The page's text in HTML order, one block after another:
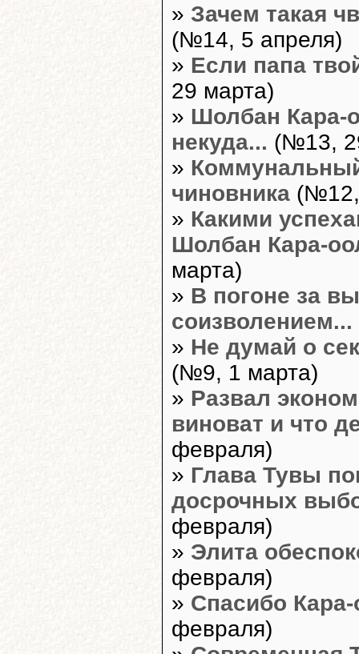
» Зачем такая
(№14, 5 апреля)
» Если папа
29 марта)
» Шолбан Кара-
некуда... (№13,
»
чиновника (№12,
» Какими
Шолбан Кара-
марта)
» В погоне за
соизволением...
» Не думай о
(№9, 1 марта)
» Развал
виноват и что
февраля)
» Глава Тувы
досрочных
февраля)
» Элита
февраля)
» Спасибо Кара-
февраля)